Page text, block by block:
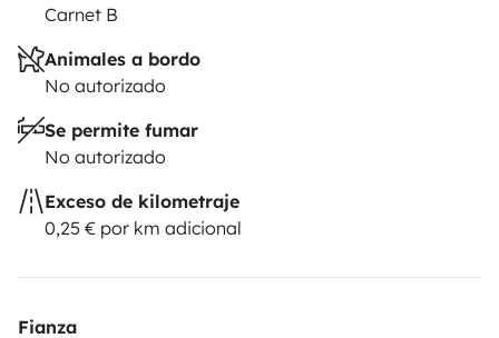
Carnet B
Animales a bordo
No autorizado
Se permite fumar
No autorizado
Exceso de kilometraje
0,25 € por km adicional
Fianza